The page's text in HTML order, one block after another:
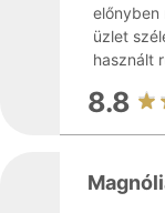
előnyben
üzlet
használt
8.8